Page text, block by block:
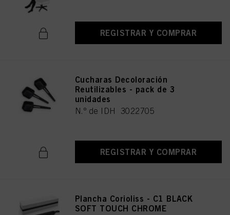
REGISTRAR Y COMPRAR
Cucharas Decoloración
Reutilizables - pack de 3
unidades
N.º de IDH 3022705
REGISTRAR Y COMPRAR
Plancha Corioliss - C1 BLACK
SOFT TOUCH CHROME